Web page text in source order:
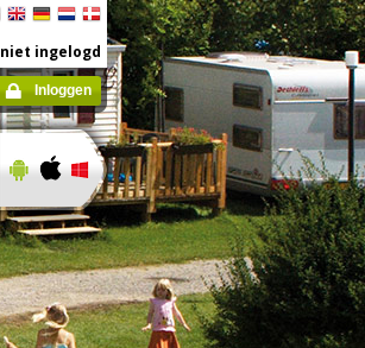
niet ingelogd
Inloggen